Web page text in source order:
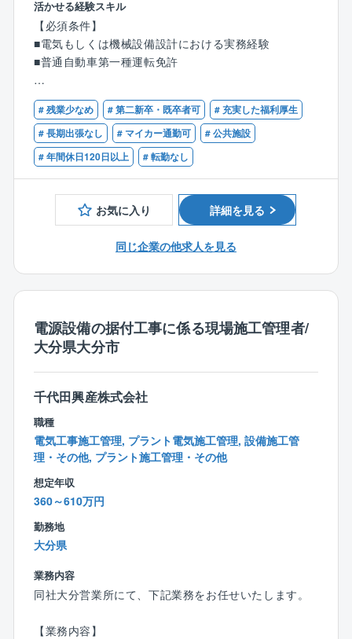
（大分本社および各支店で受注した案件の両方を担当
します。）
【具体的には】
〇電気設備
企画設計/基本設計/実施設計/仕様書・予算書等作成/施
工管理
〇機械設備
企画設計/基本設計/実施設計/仕様書・予算書等作成/施
工管理
■お取引は国・地方自治体から民間の法人様と幅広くい
の教育施設、商業施設や共同住宅まで多岐にわたりま
〇日本一ストレスがない会社造りを目指す企業！
■代表者自身が社員として勤務していた際に嫌だったこ
とは同社社員には経験させたくない、自身が働きたく
なるような会社にしたいという思いが代表者の根底に
あります。従って、正当に評価される独自の評価制度
をはじめ、ストレスのない環境、家族を大事にする等
の考えが根付いています。（パワハラやセクハラの徹
底排除、充実した福利厚生による人間関係の円滑化、
無駄な業務による残業など）
〇ワークライフバランス充実〇
■休日は年間121日となっており、完全週休2日制（土
日祝）を導入するなどの他にも育児休業や、有給積極
0％。男性も取得実績があり、仕事とプライべートを両
立できる働きやすい環境を目指しています。
活かせる経験スキル
【必須条件】
■電気もしくは機械設備設計における実務経験
■普通自動車第一種運転免許
【歓迎条件】
■建築設備士
■設備設計一級建築士
■1級もしくは2級電気工事施工管理技士
■1級もしくは2級管工事施工管理技士
# 残業少なめ # 第二新卒・既卒者可
# 充実した福利厚生
# 長期出張なし
# マイカー通勤可
# 公共施設
# 年間休日120日以上
# 転勤なし
お気に入り 詳細を見る
同じ企業の他求人を見る
電源設備の据付工事に係る現場施工管理者/
大分県大分市
千代田興産株式会社
職種
電気工事施工管理, プラント電気施工管理, 設備施工管
理・その他, プラント施工管理・その他
想定年収
360～610万円
勤務地
大分県
業務内容
同社大分営業所にて、下記業務をお任せいたします。
【業務内容】